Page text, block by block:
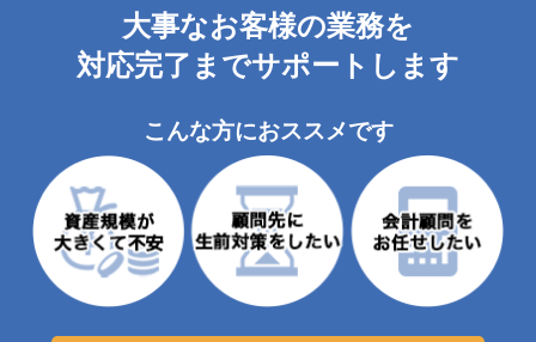
大事なお客様の業務を
対応完了までサポートします
こんな方におススメです